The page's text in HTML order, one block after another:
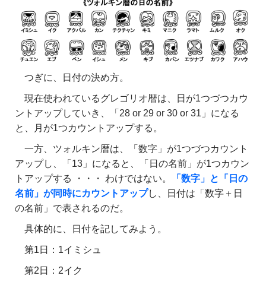
つぎに、日付の決め方。
現在使われているグレゴリオ暦は、日が1つづつカウ
ントアップしていき、「28 or 29 or 30 or 31」になる
と、月が1つカウントアップする。
一方、ツォルキン暦は、「数字」が1つづつカウント
アップし、「13」になると、「日の名前」が1つカウン
トアップする ・・・ わけではない。
「数字」と「日の
名前」が同時にカウントアップし、日付は「数字＋日
の名前」で表されるのだ。
具体的に、日付を記してみよう。
第1日：1イミシュ
第2日：2イク